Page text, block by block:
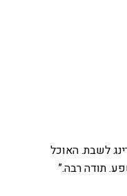
לשבת. האוכל
תודה רבה.”